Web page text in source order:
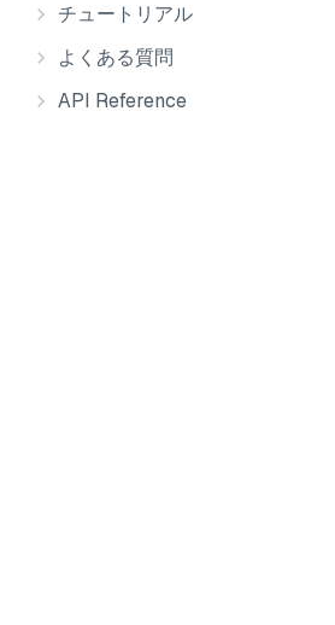
チュートリアル
よくある質問
API Reference